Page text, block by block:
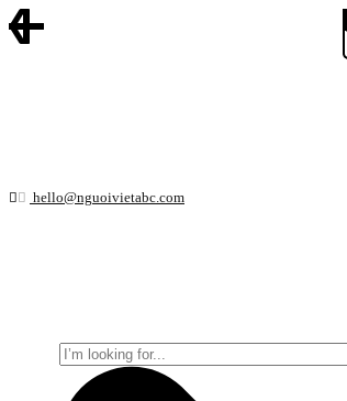
hello@nguoivietabc.com